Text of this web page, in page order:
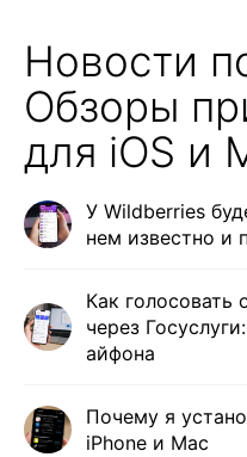
Новости
Обзоры
для iOS и
У Wildberries
нем известно и
Как голосовать
через
айфона
Почему я
iPhone и Mac